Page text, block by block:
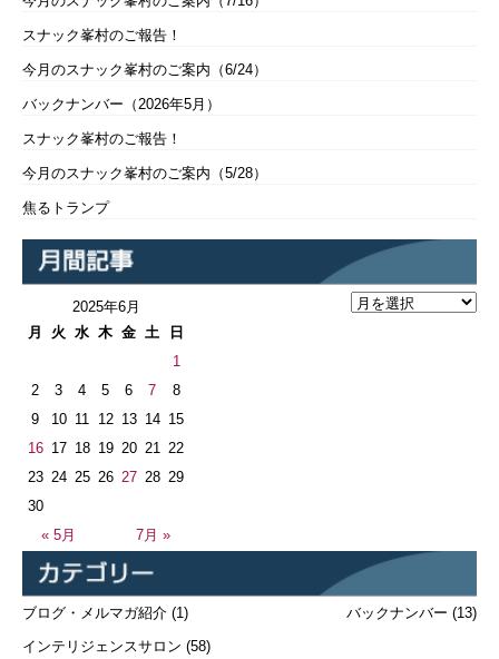
スナック峯村のご報告！
今月のスナック峯村のご案内（6/24）
バックナンバー（2026年5月）
スナック峯村のご報告！
今月のスナック峯村のご案内（5/28）
焦るトランプ
2025年6月
月
火 水 木 金 土 日
« 5月 7月 »
1
2
3 4 5 6 7
8
9
10 11 12 13 14 15
16 17 18 19 20 21 22
23 24 25 26 27 28 29
30
ブログ・メルマガ紹介 (1)
インテリジェンスサロン (58)
バックナンバー (13)